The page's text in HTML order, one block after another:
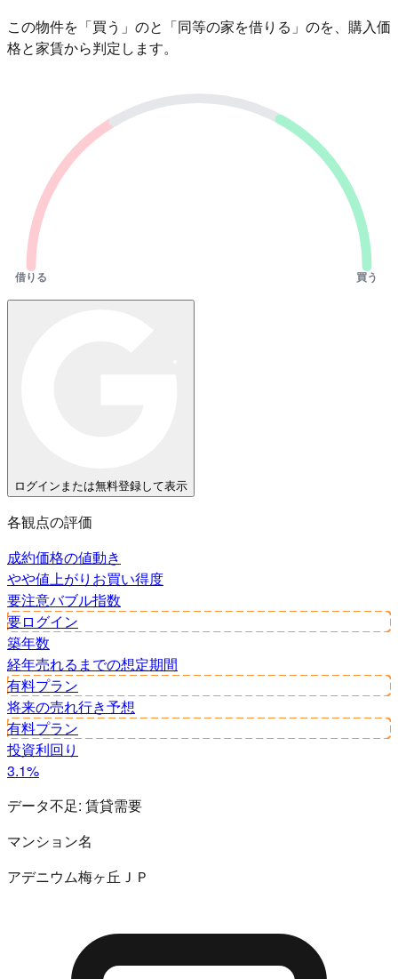
この物件を「買う」のと「同等の家を借りる」のを、購入価
格と家賃から判定します。
借りる 買う
ログインまたは無料登録して表示
各観点の評価
成約価格の値動き
やや値上がり お買い得度
要注意バブル指数
要ログイン
築年数
経年売れるまでの想定期間
有料プラン
将来の売れ行き予想
有料プラン
投資利回り
3.1%
データ不足: 賃貸需要
マンション名
アデニウム梅ヶ丘ＪＰ